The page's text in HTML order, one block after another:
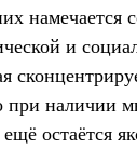
намечается
и
при наличии
ещё остаётся